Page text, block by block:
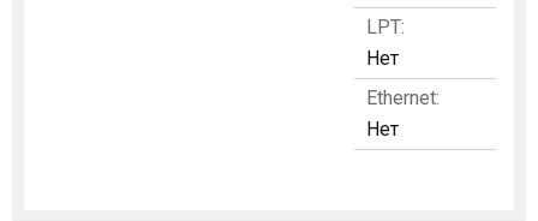
LPT:
Нет
Ethernet:
Нет